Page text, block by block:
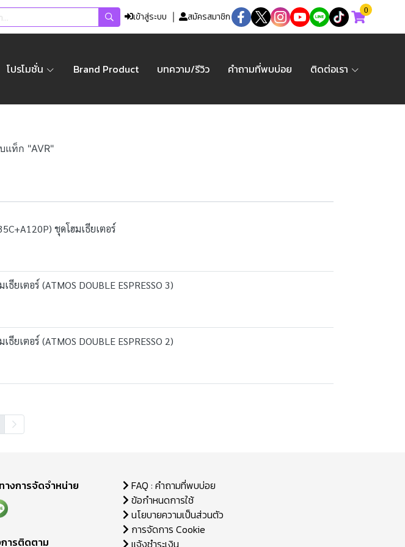
เข้าสู่ระบบ สมัครสมาชิก
0
โปรโมชั่น Brand Product บทความ/รีวิว คำถามที่พบบ่อย ติดต่อเรา
แท็ก "AVR"
ชุดโฮมเธียเตอร์
เตอร์ (ATMOS DOUBLE ESPRESSO 3)
เตอร์ (ATMOS DOUBLE ESPRESSO 2)
างการจัดจำหน่าย
ารติดตาม
FAQ : คำถามที่พบบ่อย
ข้อกำหนดการใช้
นโยบายความเป็นส่วนตัว
การจัดการ Cookie
แจ้งชำระเงิน